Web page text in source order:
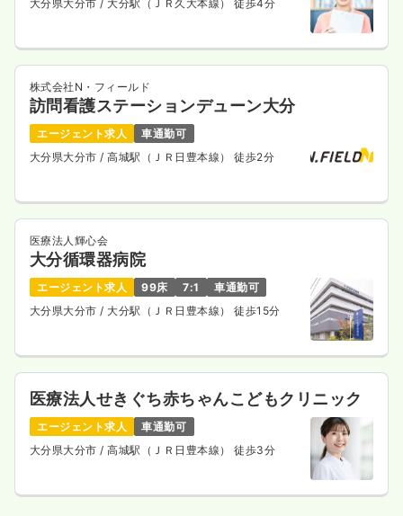
大分県大分市 / 大分駅（ＪＲ久大本線） 徒歩4分
株式会社N・フィールド
訪問看護ステーションデューン大分
エージェント求人
車通勤可
大分県大分市 / 高城駅（ＪＲ日豊本線） 徒歩2分
医療法人輝心会
大分循環器病院
エージェント求人 99床 7:1
車通勤可
大分県大分市 / 大分駅（ＪＲ日豊本線） 徒歩15分
医療法人せきぐち赤ちゃんこどもクリニック
エージェント求人
車通勤可
大分県大分市 / 高城駅（ＪＲ日豊本線） 徒歩3分